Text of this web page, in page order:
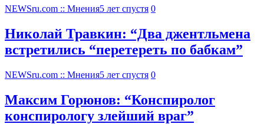
NEWSru.com :: Мнения5 лет спустя 0
Николай Травкин: “Два джентльмена
встретились “перетереть по бабкам”
NEWSru.com :: Мнения5 лет спустя 0
Максим Горюнов: “Конспиролог
конспирологу злейший враг”